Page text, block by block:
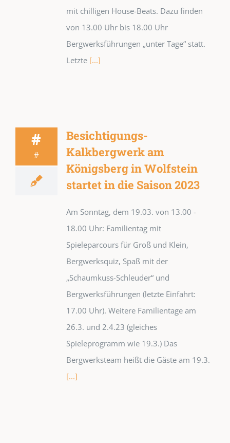
mit chilligen House-Beats. Dazu finden
von 13.00 Uhr bis 18.00 Uhr
Bergwerksführungen „unter Tage“ statt.
Letzte[...]
#
#
Besichtigungs-
Kalkbergwerk am
Königsberg in Wolfstein
startet in die Saison 2023
Am Sonntag, dem 19.03. von 13.00 -
18.00 Uhr: Familientag mit
Spieleparcours für Groß und Klein,
Bergwerksquiz, Spaß mit der
„Schaumkuss-Schleuder“ und
Bergwerksführungen (letzte Einfahrt:
17.00 Uhr). Weitere Familientage am
26.3. und 2.4.23 (gleiches
Spieleprogramm wie 19.3.) Das
Bergwerksteam heißt die Gäste am 19.3.
[...]